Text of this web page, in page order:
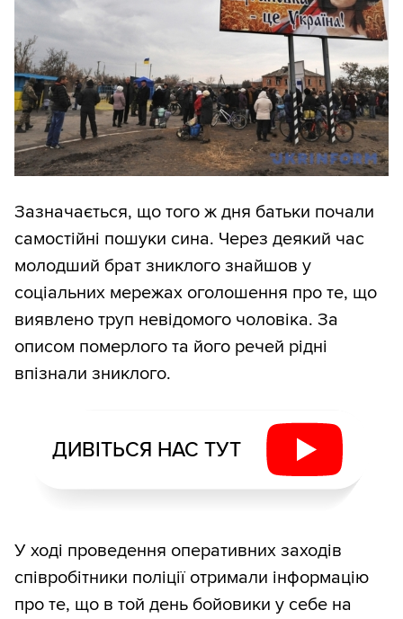
Зазначається, що того ж дня батьки почали
самостійні пошуки сина. Через деякий час
молодший брат зниклого знайшов у
соціальних мережах оголошення про те, що
виявлено труп невідомого чоловіка. За
описом померлого та його речей рідні
впізнали зниклого.
ДИВІТЬСЯ НАС ТУТ
У ході проведення оперативних заходів
співробітники поліції отримали інформацію
про те, що в той день бойовики у себе на